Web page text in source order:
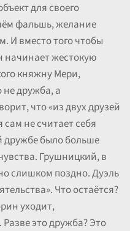
для своего
фальшь, желание
И вместо того чтобы
начинает жестокую
княжну Мери,
не дружба, а
что «из двух друзей
сам не считает себя
дружбе было больше
Грушницкий, в
слишком поздно. Дуэль
Что остаётся?
уходит,
это дружба? Это